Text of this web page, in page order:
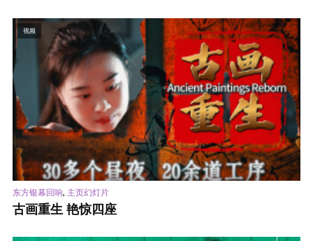
视频
东方银幕回响, 主页幻灯片
古画重生 艳惊四座